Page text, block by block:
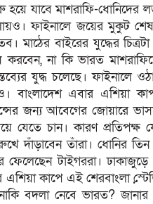
যাবে মাশরাফি-ধোনিদের
ফাইনালে জয়ের মুকুট
বাইরের যুদ্ধের
করবেন, না কি ভারত
যুদ্ধ চলেছে। ফাইনালে
বাংলাদেশ এবার এশিয়া
জন্য আবেগের জোয়ারে
যেতে চান। কারণ
দাঁড়াবেন তাঁরা। ধোনির তিন
ফেলেছেন টাইগররা। ঢাকাজুড়ে
কাপে এই শেরবাংলা
নাকি বদলা নেবে ভারত?